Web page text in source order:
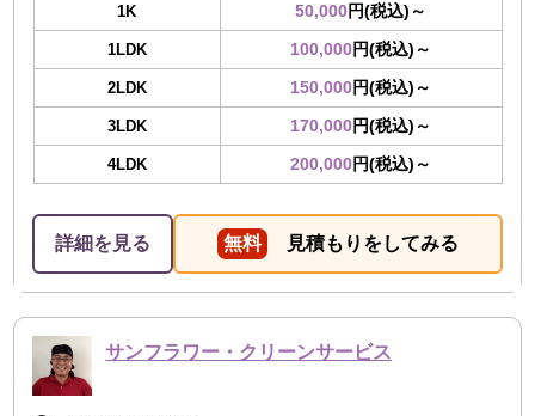
1K 50,000円(税込)～
1LDK 100,000円(税込)～
2LDK 150,000円(税込)～
3LDK 170,000円(税込)～
4LDK 200,000円(税込)～
詳細を見る 無料 見積もりをしてみる
サンフラワー・クリーンサービス